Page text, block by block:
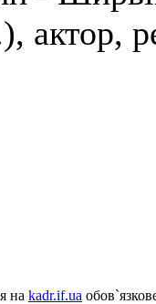
актор,
на kadr.if.ua